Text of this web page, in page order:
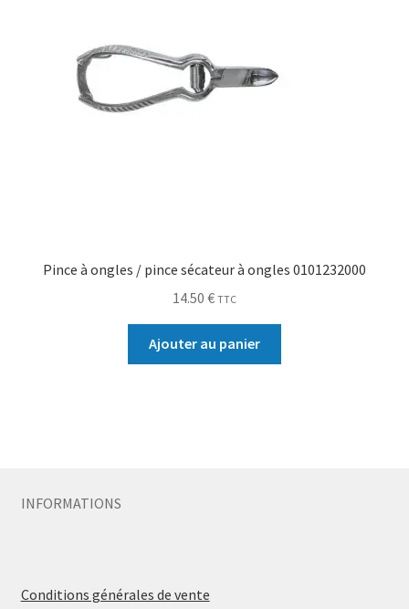
Pince à ongles / pince sécateur à ongles 0101232000
14.50 € TTC
Ajouter au panier
INFORMATIONS
Conditions générales de vente